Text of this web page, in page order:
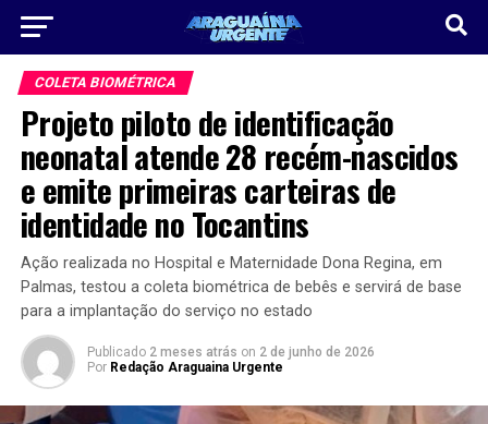
COLETA BIOMÉTRICA
Projeto piloto de identificação
neonatal atende 28 recém-nascidos
e emite primeiras carteiras de
identidade no Tocantins
Ação realizada no Hospital e Maternidade Dona Regina, em
Palmas, testou a coleta biométrica de bebês e servirá de base
para a implantação do serviço no estado
Publicado 2 meses atrás on 2 de junho de 2026
Por Redação Araguaina Urgente